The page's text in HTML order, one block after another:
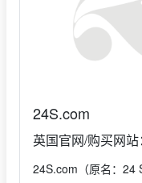
24S.com
英国官网/购买网站：
24S.com（原名：24